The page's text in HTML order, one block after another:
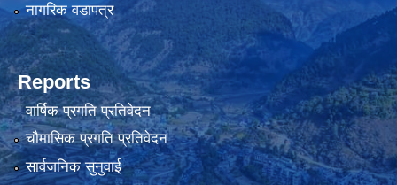
नागरिक वडापत्र
Reports
वार्षिक प्रगति प्रतिवेदन
चौमासिक प्रगति प्रतिवेदन
सार्वजनिक सुनुवाई